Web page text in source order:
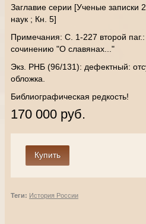
Заглавие серии [Ученые записки
наук ; Кн. 5]
Примечания: С. 1-227 второй
сочинению "О славянах..."
Экз. РНБ (96/131): дефектный:
обложка.
Библиографическая редкость!
170 000 руб.
Теги: История России